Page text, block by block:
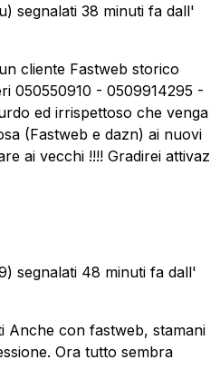
segnalati 38 minuti fa dall'
cliente Fastweb storico
050550910 - 0509914295 -
ed irrispettoso che venga
(Fastweb e dazn) ai nuovi
ai vecchi !!!! Gradirei attivaz
segnalati 48 minuti fa dall'
Anche con fastweb, stamani
Ora tutto sembra